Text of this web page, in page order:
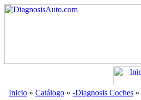
Inicio » Catálogo » -Diagnosis Coches »